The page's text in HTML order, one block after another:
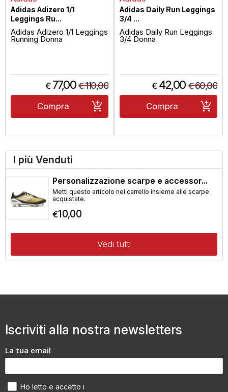
Adidas Adizero 1/1
Leggings Ru...
Adidas Adizero 1/1 Leggings
Running Donna
€ 77,00 €110,00
Compra
Adidas Daily Run Leggings
3/4 ...
Adidas Daily Run Leggings
3/4 Donna
€ 42,00 €60,00
Compra
I più Venduti
Personalizzazione scarpe e accessor...
Metti questo articolo nel carrello insieme alle scarpe
acquistate.
€10,00
Vedi tutti
Iscriviti alla nostra newsletters
La tua email
Ho letto e accetto i